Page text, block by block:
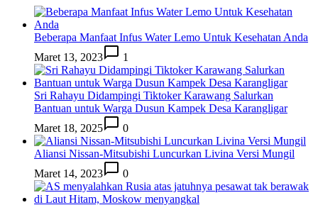
Beberapa Manfaat Infus Water Lemo Untuk Kesehatan Anda
Maret 13, 2023
1
Sri Rahayu Didampingi Tiktoker Karawang Salurkan
Bantuan untuk Warga Dusun Kampek Desa Karangligar
Maret 18, 2025
0
Aliansi Nissan-Mitsubishi Luncurkan Livina Versi Mungil
Maret 14, 2023
0